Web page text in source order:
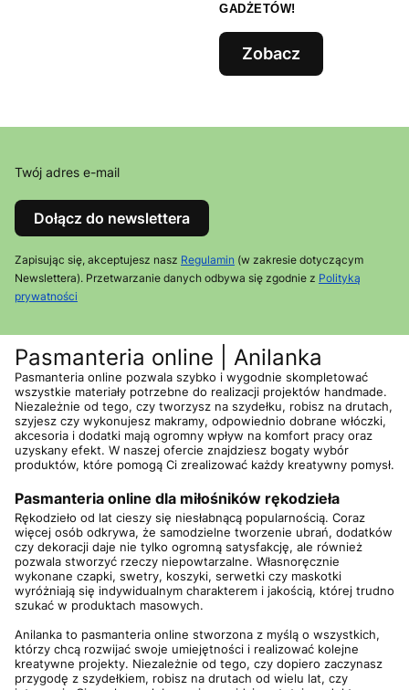
GADŻETÓW!
Zobacz
Twój adres e-mail
Dołącz do newslettera
Zapisując się, akceptujesz nasz Regulamin (w zakresie dotyczącym
Newslettera). Przetwarzanie danych odbywa się zgodnie z Polityką
prywatności
Pasmanteria online | Anilanka
Pasmanteria online pozwala szybko i wygodnie skompletować
wszystkie materiały potrzebne do realizacji projektów handmade.
Niezależnie od tego, czy tworzysz na szydełku, robisz na drutach,
szyjesz czy wykonujesz makramy, odpowiednio dobrane włóczki,
akcesoria i dodatki mają ogromny wpływ na komfort pracy oraz
uzyskany efekt. W naszej ofercie znajdziesz bogaty wybór
produktów, które pomogą Ci zrealizować każdy kreatywny pomysł.
Pasmanteria online dla miłośników rękodzieła
Rękodzieło od lat cieszy się niesłabnącą popularnością. Coraz
więcej osób odkrywa, że samodzielne tworzenie ubrań, dodatków
czy dekoracji daje nie tylko ogromną satysfakcję, ale również
pozwala stworzyć rzeczy niepowtarzalne. Własnoręcznie
wykonane czapki, swetry, koszyki, serwetki czy maskotki
wyróżniają się indywidualnym charakterem i jakością, której trudno
szukać w produktach masowych.
Anilanka to pasmanteria online stworzona z myślą o wszystkich,
którzy chcą rozwijać swoje umiejętności i realizować kolejne
kreatywne projekty. Niezależnie od tego, czy dopiero zaczynasz
przygodę z szydełkiem, robisz na drutach od wielu lat, czy